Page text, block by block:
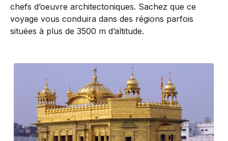
chefs d’oeuvre architectoniques. Sachez que ce
voyage vous conduira dans des régions parfois
situées à plus de 3500 m d’altitude.